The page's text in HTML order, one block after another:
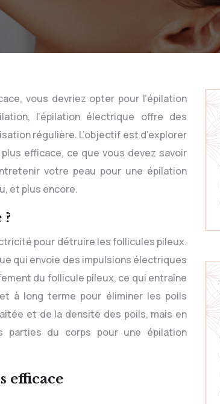
vous devriez opter pour l’épilation
l’épilation électrique offre des
régulière. L’objectif est d’explorer
efficace, ce que vous devez savoir
votre peau pour une épilation
et plus encore.
pour détruire les follicules pileux.
qui envoie des impulsions électriques
du follicule pileux, ce qui entraîne
à long terme pour éliminer les poils
et de la densité des poils, mais en
parties du corps pour une épilation
efficace